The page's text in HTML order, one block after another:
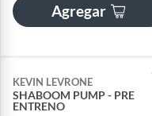
Agregar
KEVIN LEVRONE
SHABOOM PUMP - PRE
ENTRENO